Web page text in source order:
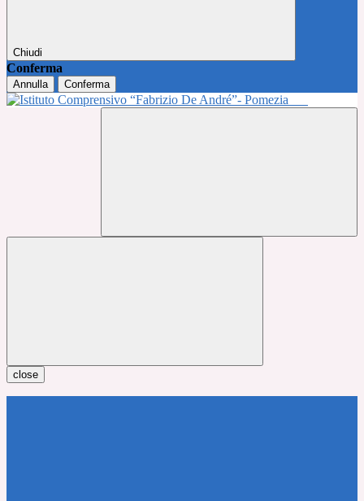
Chiudi
Conferma
Annulla Conferma
close